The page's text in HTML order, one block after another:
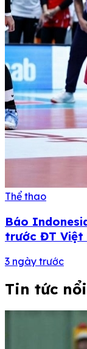
Thể thao
Báo
trước ĐT Việt
3 ngày trước
Tin tức